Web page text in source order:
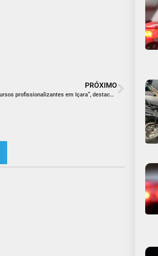
PRÓXIMO
“Fiz uma indicação e teremos cursos profissionalizantes em Içara”, destaca Max Luiz